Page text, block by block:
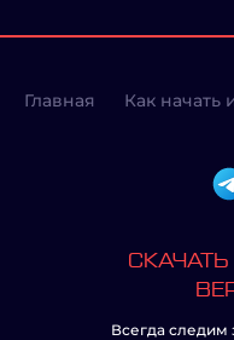
Главная Как начать
Всегда следим